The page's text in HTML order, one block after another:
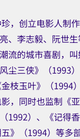
，创立电影人制
、李志毅、阮世
流的城市喜剧，
尘三侠》（1993
枝玉叶》（1994
，同时也监制《
1992）、《记得
》（1994）等多